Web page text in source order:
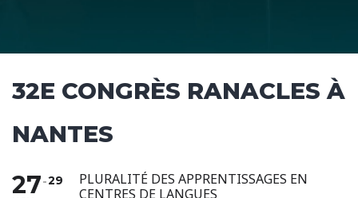
32E CONGRÈS RANACLES À
NANTES
27 29
PLURALITÉ DES APPRENTISSAGES EN
CENTRES DE LANGUES